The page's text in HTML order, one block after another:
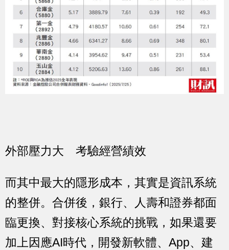
外部壓力大 考驗經營績效
而其中最大的隱形成本，其實是資訊系統
的整併。合併後，銀行、人壽和證券都面
臨更換、對接核心系統的挑戰，如果還要
加上因應AI時代，開發新軟體、App、建